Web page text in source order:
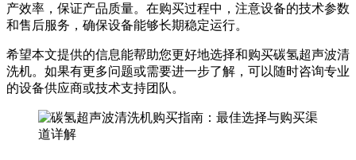
产效率，保证产品质量。在购买过程中，注意设备的技术参数
和售后服务，确保设备能够长期稳定运行。
希望本文提供的信息能帮助您更好地选择和购买碳氢超声波清
洗机。如果有更多问题或需要进一步了解，可以随时咨询专业
的设备供应商或技术支持团队。